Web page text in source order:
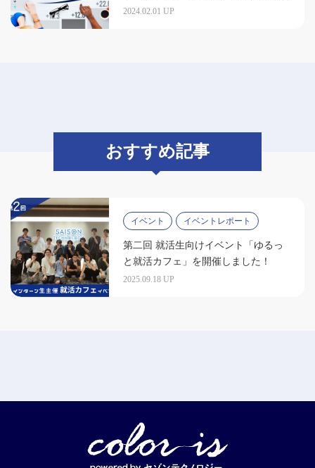
介
2024.02.01 UP
おすすめ記事
イベント イベントレポート
第二回 就活生向けイベント「ゆるっ
と就活カフェ」を開催しました！
2025.09.18 UP